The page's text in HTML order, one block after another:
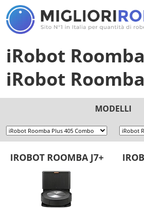
iRobot
iRobot
MODELLI
IROBOT ROOMBA J7+